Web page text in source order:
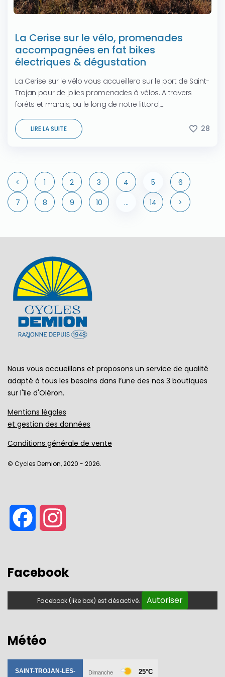
La Cerise sur le vélo, promenades
accompagnées en fat bikes
électriques & dégustation
La Cerise sur le vélo vous accueillera sur le port de Saint-
Trojan pour de jolies promenades à vélos. A travers
forêts et marais, ou le long de notre littoral,...
LIRE LA SUITE 28
< 1 2 3 4 5
6
7
8 9 10 … 14 >
Nous vous accueillons et proposons un service de qualité
adapté à tous les besoins dans l’une des nos 3 boutiques
sur l'île d'Oléron.
Mentions légales
et gestion des données
Conditions générale de vente
© Cycles Demion, 2020 - 2026.
Facebook
Facebook
Facebook (like box) est désactivé. Autoriser
Météo